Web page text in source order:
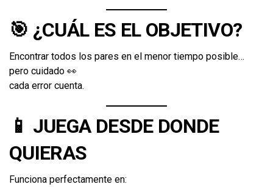
🎯 ¿CUÁL ES EL OBJETIVO?
Encontrar todos los pares en el menor tiempo posible…
pero cuidado 👀
cada error cuenta.
📱 JUEGA DESDE DONDE
QUIERAS
Funciona perfectamente en: